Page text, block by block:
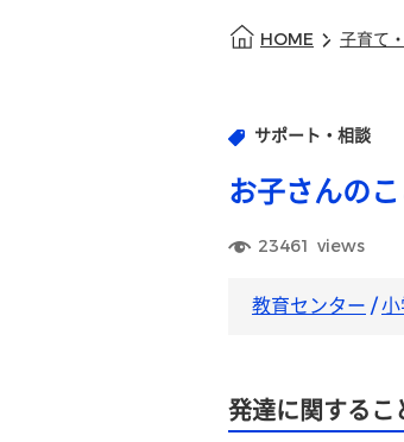
HOME 子育て
サポート・相談
お子さんの
23461 views
教育センター /
発達に関するこ